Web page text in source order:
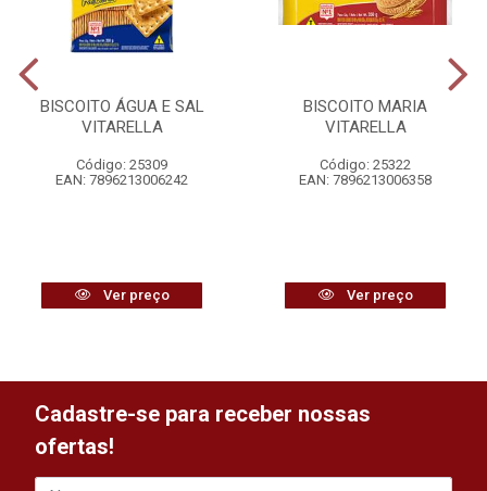
BISCOITO ÁGUA E SAL
VITARELLA
Código: 25309
EAN: 7896213006242
Ver preço
BISCOITO MARIA
VITARELLA
Código: 25322
EAN: 7896213006358
Ver preço
Cadastre-se para receber nossas
ofertas!